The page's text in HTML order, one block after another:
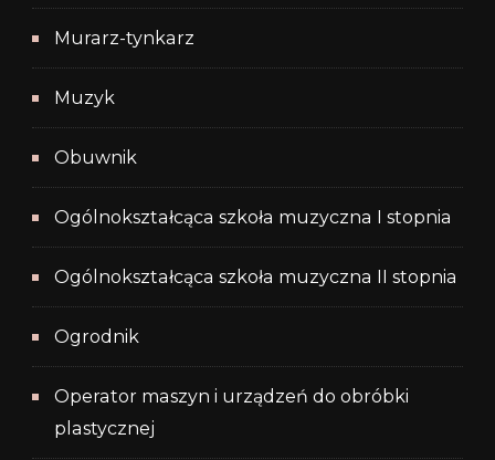
Murarz-tynkarz
Muzyk
Obuwnik
Ogólnokształcąca szkoła muzyczna I stopnia
Ogólnokształcąca szkoła muzyczna II stopnia
Ogrodnik
Operator maszyn i urządzeń do obróbki
plastycznej